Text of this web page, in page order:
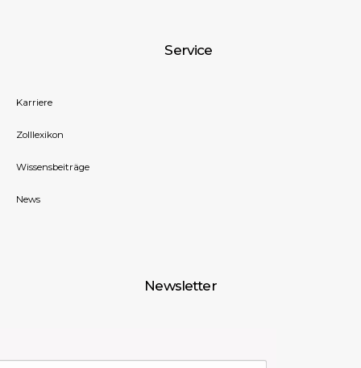
Service
Karriere
Zolllexikon
Wissensbeiträge
News
Newsletter